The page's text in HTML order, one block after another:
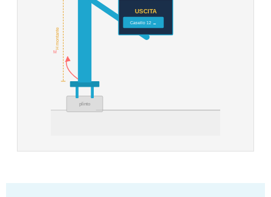
plinto
USCITA
Casello 12 →
H montante
M